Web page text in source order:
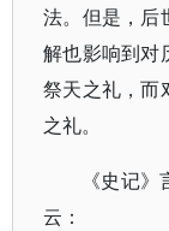
法。但是，后
解也影响到对
祭天之礼，而
之礼。
《史记
云：